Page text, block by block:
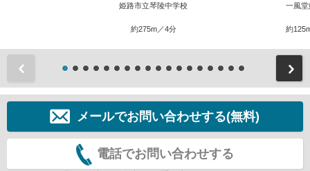
姫路市立琴陵中学校
約275m／4分
一風堂
約
メールでお問い合わせする(無料)
電話でお問い合わせする